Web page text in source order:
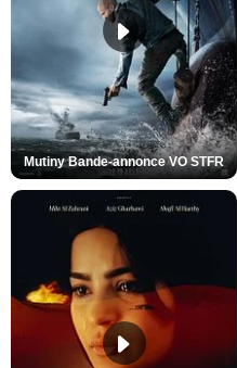
Mutiny Bande-annonce VO STFR